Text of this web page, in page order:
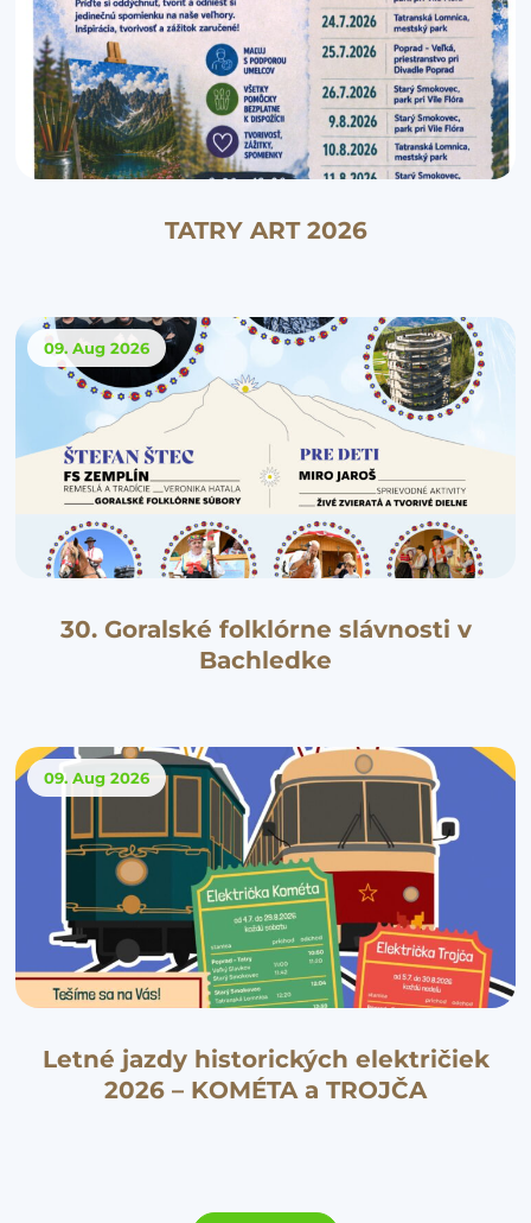
TATRY ART 2026
09. Aug 2026
30. Goralské folklórne slávnosti v
Bachledke
09. Aug 2026
Letné jazdy historických električiek
2026 – KOMÉTA a TROJČA